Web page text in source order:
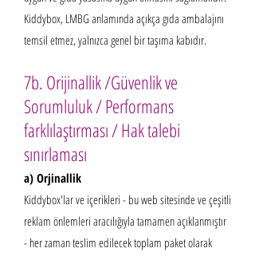
Kiddybox, LMBG anlamında açıkça gıda ambalajını
temsil etmez, yalnızca genel bir taşıma kabıdır.
7b. Orijinallik /Güvenlik ve
Sorumluluk / Performans
farklılaştırması / Hak talebi
sınırlaması
a) Orjinallik
Kiddybox'lar ve içerikleri - bu web sitesinde ve çeşitli
reklam önlemleri aracılığıyla tamamen açıklanmıştır
- her zaman teslim edilecek toplam paket olarak